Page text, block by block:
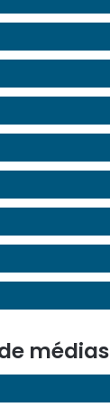
médias